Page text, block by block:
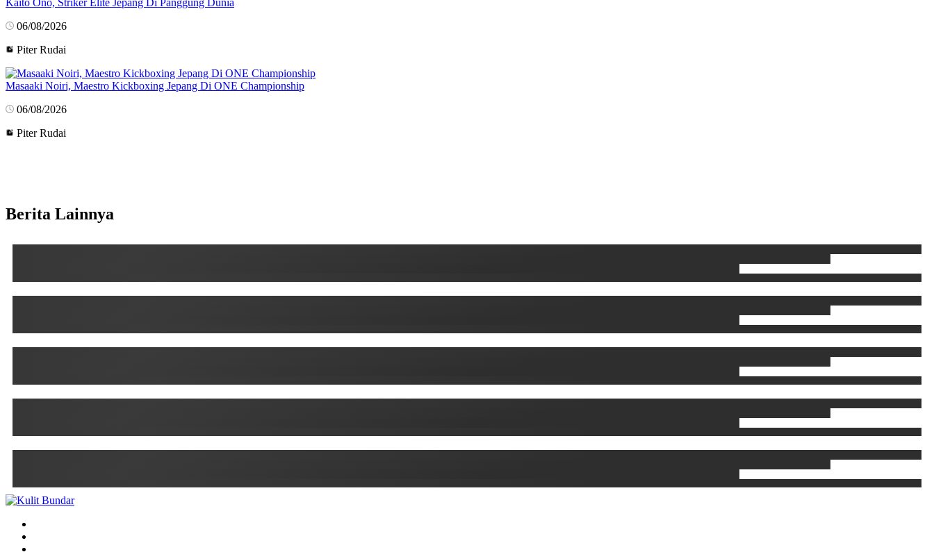
Kaito Ono, Striker Elite Jepang Di Panggung Dunia
06/08/2026
Piter Rudai
Masaaki Noiri, Maestro Kickboxing Jepang Di ONE Championship
06/08/2026
Piter Rudai
Berita Lainnya